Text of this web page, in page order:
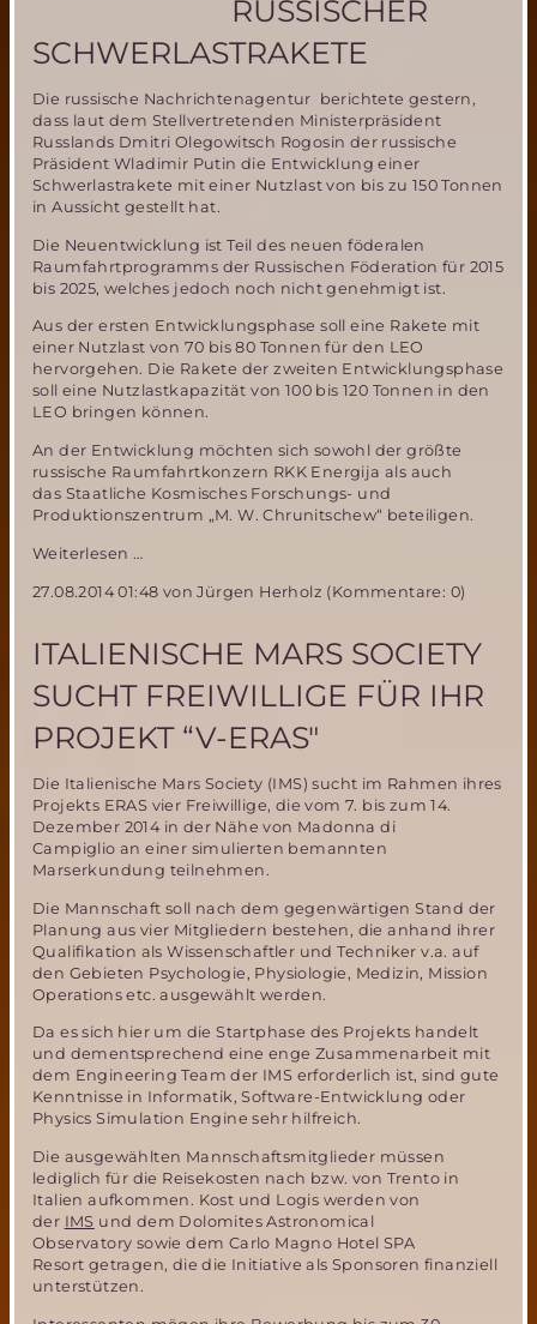
RUSSISCHER
SCHWERLASTRAKETE
Die russische Nachrichtenagentur berichtete gestern,
dass laut dem Stellvertretenden Ministerpräsident
Russlands Dmitri Olegowitsch Rogosin der russische
Präsident Wladimir Putin die Entwicklung einer
Schwerlastrakete mit einer Nutzlast von bis zu 150 Tonnen
in Aussicht gestellt hat.
Die Neuentwicklung ist Teil des neuen föderalen
Raumfahrtprogramms der Russischen Föderation für 2015
bis 2025, welches jedoch noch nicht genehmigt ist.
Aus der ersten Entwicklungsphase soll eine Rakete mit
einer Nutzlast von 70 bis 80 Tonnen für den LEO
hervorgehen. Die Rakete der zweiten Entwicklungsphase
soll eine Nutzlastkapazität von 100 bis 120 Tonnen in den
LEO bringen können.
An der Entwicklung möchten sich sowohl der größte
russische Raumfahrtkonzern RKK Energija als auch
das Staatliche Kosmisches Forschungs- und
Produktionszentrum „M. W. Chrunitschew“ beteiligen.
Weiterlesen …
Entwicklung
Schwerlastrakete
27.08.2014 01:48 von Jürgen Herholz (Kommentare: 0)
ITALIENISCHE MARS SOCIETY
SUCHT FREIWILLIGE FÜR IHR
PROJEKT “V-ERAS″
Die Italienische Mars Society (IMS) sucht im Rahmen ihres
Projekts ERAS vier Freiwillige, die vom 7. bis zum 14.
Dezember 2014 in der Nähe von Madonna di
Campiglio an einer simulierten bemannten
Marserkundung teilnehmen.
Die Mannschaft soll nach dem gegenwärtigen Stand der
Planung aus vier Mitgliedern bestehen, die anhand ihrer
Qualifikation als Wissenschaftler und Techniker v.a. auf
den Gebieten Psychologie, Physiologie, Medizin, Mission
Operations etc. ausgewählt werden.
Da es sich hier um die Startphase des Projekts handelt
und dementsprechend eine enge Zusammenarbeit mit
dem Engineering Team der IMS erforderlich ist, sind gute
Kenntnisse in Informatik, Software-Entwicklung oder
Physics Simulation Engine sehr hilfreich.
Die ausgewählten Mannschaftsmitglieder müssen
lediglich für die Reisekosten nach bzw. von Trento in
Italien aufkommen. Kost und Logis werden von
der IMS und dem Dolomites Astronomical
Observatory sowie dem Carlo Magno Hotel SPA
Resort getragen, die die Initiative als Sponsoren finanziell
unterstützen.